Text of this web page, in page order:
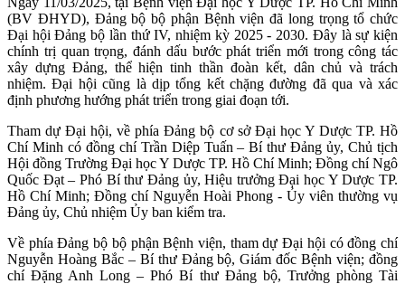
(BV ĐHYD), Đảng bộ bộ phận Bệnh viện đã long trọng tổ chức
Đại hội Đảng bộ lần thứ IV, nhiệm kỳ 2025 - 2030. Đây là sự kiện
chính trị quan trọng, đánh dấu bước phát triển mới trong công tác
xây dựng Đảng, thể hiện tinh thần đoàn kết, dân chủ và trách
nhiệm. Đại hội cũng là dịp tổng kết chặng đường đã qua và xác
định phương hướng phát triển trong giai đoạn tới.
Tham dự Đại hội, về phía Đảng bộ cơ sở Đại học Y Dược TP. Hồ
Chí Minh có đồng chí Trần Diệp Tuấn – Bí thư Đảng ủy, Chủ tịch
Hội đồng Trường Đại học Y Dược TP. Hồ Chí Minh; Đồng chí Ngô
Quốc Đạt – Phó Bí thư Đảng ủy, Hiệu trưởng Đại học Y Dược TP.
Hồ Chí Minh; Đồng chí Nguyễn Hoài Phong - Ủy viên thường vụ
Đảng ủy, Chủ nhiệm Ủy ban kiểm tra.
Về phía Đảng bộ bộ phận Bệnh viện, tham dự Đại hội có đồng chí
Nguyễn Hoàng Bắc – Bí thư Đảng bộ, Giám đốc Bệnh viện; đồng
chí Đặng Anh Long – Phó Bí thư Đảng bộ, Trưởng phòng Tài